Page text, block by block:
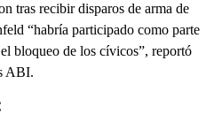
tras recibir disparos de arma de
“habría participado como parte
bloqueo de los cívicos”, reportó
ABI.